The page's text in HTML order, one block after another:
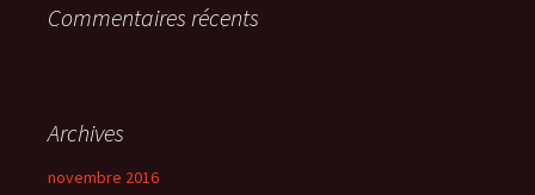
:Commentaires récents
Archives
novembre 2016